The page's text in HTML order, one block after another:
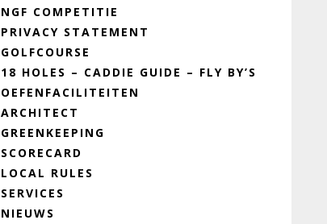
NGF COMPETITIE
PRIVACY STATEMENT
GOLFCOURSE
18 HOLES – CADDIE GUIDE – FLY BY’S
OEFENFACILITEITEN
ARCHITECT
GREENKEEPING
SCORECARD
LOCAL RULES
SERVICES
NIEUWS